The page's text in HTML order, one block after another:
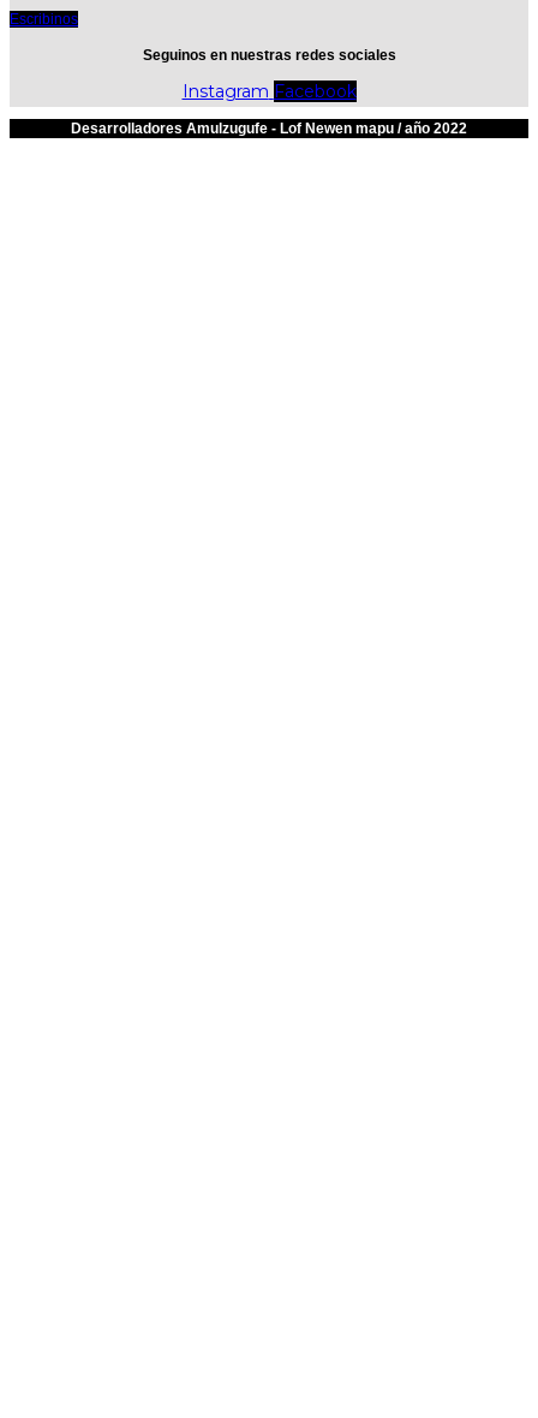
Escribinos
Seguinos en nuestras redes sociales
Instagram Facebook
Desarrolladores Amulzugufe - Lof Newen mapu / año 2022